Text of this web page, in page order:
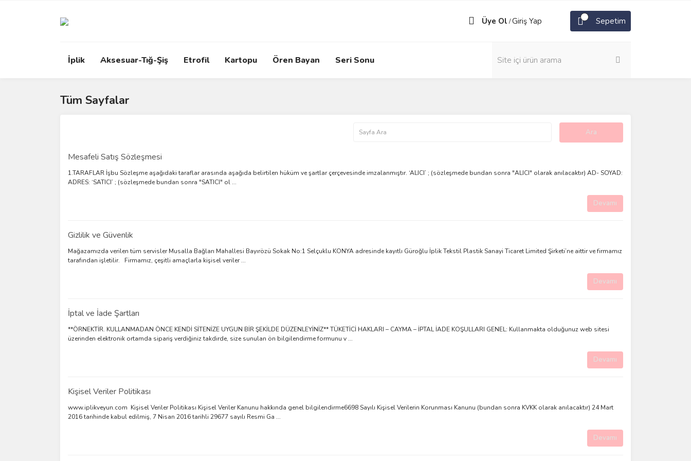
Üye Ol /Giriş Yap Sepetim
İplik Aksesuar-Tığ-Şiş Etrofil Kartopu Ören Bayan Seri Sonu
Tüm Sayfalar
Mesafeli Satış Sözleşmesi
1.TARAFLAR İşbu Sözleşme aşağıdaki taraflar arasında aşağıda belirtilen hüküm ve şartlar çerçevesinde imzalanmıştır. ‘ALICI’ ; (sözleşmede bundan sonra "ALICI" olarak anılacaktır) AD- SOYAD:
ADRES: ‘SATICI’ ; (sözleşmede bundan sonra "SATICI" ol ...
Devamı
Gizlilik ve Güvenlik
Mağazamızda verilen tüm servisler Musalla Bağları Mahallesi Bayırözü Sokak No:1 Selçuklu KONYA adresinde kayıtlı Güroğlu İplik Tekstil Plastik Sanayi Ticaret Limited Şirketi’ne aittir ve firmamız
tarafından işletilir. Firmamız, çeşitli amaçlarla kişisel veriler ...
Devamı
İptal ve İade Şartları
**ÖRNEKTİR. KULLANMADAN ÖNCE KENDİ SİTENİZE UYGUN BİR ŞEKİLDE DÜZENLEYİNİZ** TÜKETİCİ HAKLARI – CAYMA – İPTAL İADE KOŞULLARI GENEL: Kullanmakta olduğunuz web sitesi
üzerinden elektronik ortamda sipariş verdiğiniz takdirde, size sunulan ön bilgilendirme formunu v ...
Devamı
Kişisel Veriler Politikası
www.iplikveyun.com Kişisel Veriler Politikası Kişisel Veriler Kanunu hakkında genel bilgilendirme6698 Sayılı Kişisel Verilerin Korunması Kanunu (bundan sonra KVKK olarak anılacaktır) 24 Mart
2016 tarihinde kabul edilmiş, 7 Nisan 2016 tarihli 29677 sayılı Resmi Ga ...
Devamı